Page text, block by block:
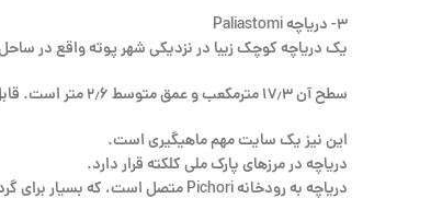
۳- دریاچه Paliastomi
یک دریاچه کوچک زیبا در نزدیکی شهر پوته واقع در
سطح آن ۱۷٫۳ مترمکعب و عمق متوسط ۲٫۶ متر است. قابل توجه است که برخی از قطعات باستانی کلچیس در نزدیکی و درون دریاچه توسط باستان شناسان یافت شده است.
این نیز یک سایت مهم ماهیگیری است.
دریاچه در مرزهای پارک ملی کلکته قرار دارد.
دریاچه به رودخانه Pichori متصل است، که بسیار برای گردشگران علاقمند به قایق رانی مناسب است.